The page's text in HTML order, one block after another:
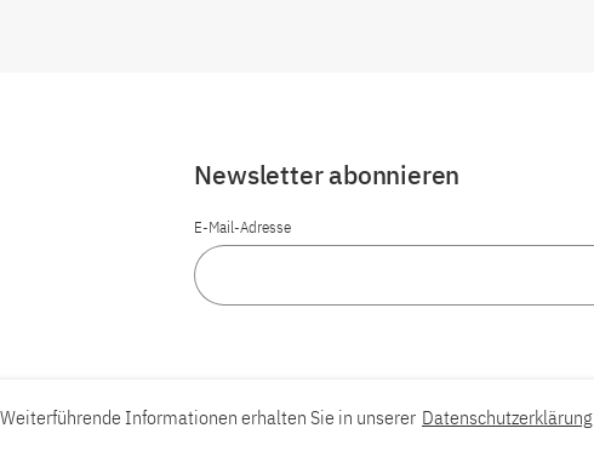
Newsletter abonnieren
E-Mail-Adresse
Informationen erhalten Sie in unserer Datenschutzerklärung